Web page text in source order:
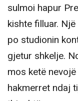
sulmoi hapur
kishte filluar.
po studionin
gjetur shkelje.
mos ketë
hakmerret ndaj